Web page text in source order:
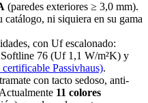
(paredes exteriores ≥ 3,0 mm).
ni siquiera en su gama
con Uf escalonado:
76 (Uf 1,1 W/m²K) y
Passivhaus).
con tacto sedoso, anti-
11 colores